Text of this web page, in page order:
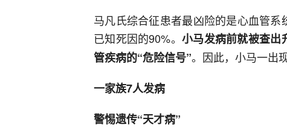
马凡氏综合征患者最凶险的是心血管
已知死因的90%。 小马发病前就被查出
管疾病的“危险信号”。因此，小马一出
一家族7人发病
警惕遗传“天才病”